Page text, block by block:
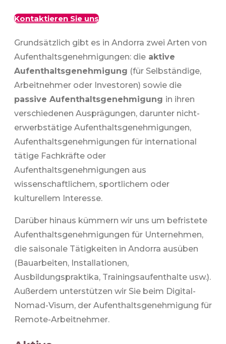
Kontaktieren Sie uns
Grundsätzlich gibt es in Andorra zwei Arten von
Aufenthaltsgenehmigungen: die aktive
Aufenthaltsgenehmigung (für Selbständige,
Arbeitnehmer oder Investoren) sowie die
passive Aufenthaltsgenehmigung in ihren
verschiedenen Ausprägungen, darunter nicht-
erwerbstätige Aufenthaltsgenehmigungen,
Aufenthaltsgenehmigungen für international
tätige Fachkräfte oder
Aufenthaltsgenehmigungen aus
wissenschaftlichem, sportlichem oder
kulturellem Interesse.
Darüber hinaus kümmern wir uns um befristete
Aufenthaltsgenehmigungen für Unternehmen,
die saisonale Tätigkeiten in Andorra ausüben
(Bauarbeiten, Installationen,
Ausbildungspraktika, Trainingsaufenthalte usw.).
Außerdem unterstützen wir Sie beim Digital-
Nomad-Visum, der Aufenthaltsgenehmigung für
Remote-Arbeitnehmer.